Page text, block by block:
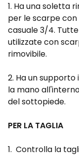
1. Ha una soletta
per le scarpe
casuale 3/4.
utilizzate con
rimovibile.
2. Ha un
la mano
del sottopiede.
PER LA TAGLIA
1. Controlla la